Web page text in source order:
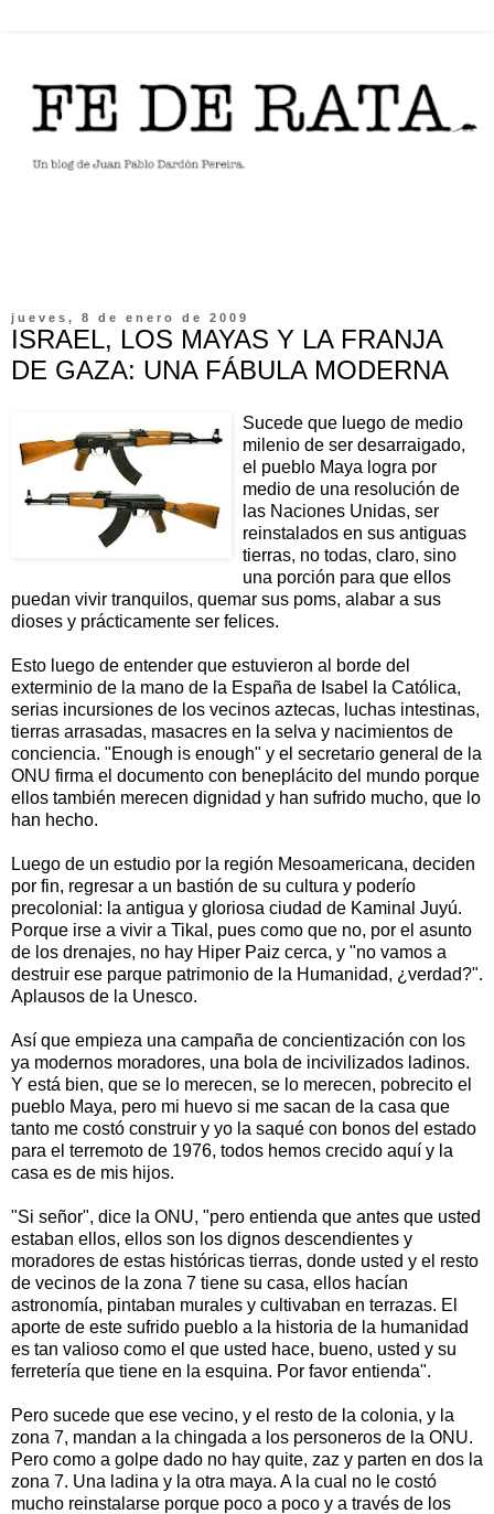
jueves, 8 de enero de 2009
ISRAEL, LOS MAYAS Y LA FRANJA
DE GAZA: UNA FÁBULA MODERNA
Sucede que luego de medio
milenio de ser desarraigado,
el pueblo Maya logra por
medio de una resolución de
las Naciones Unidas, ser
reinstalados en sus antiguas
tierras, no todas, claro, sino
una porción para que ellos
puedan vivir tranquilos, quemar sus poms, alabar a sus
dioses y prácticamente ser felices.
Esto luego de entender que estuvieron al borde del
exterminio de la mano de la España de Isabel la Católica,
serias incursiones de los vecinos aztecas, luchas intestinas,
tierras arrasadas, masacres en la selva y nacimientos de
conciencia. "Enough is enough" y el secretario general de la
ONU firma el documento con beneplácito del mundo porque
ellos también merecen dignidad y han sufrido mucho, que lo
han hecho.
Luego de un estudio por la región Mesoamericana, deciden
por fin, regresar a un bastión de su cultura y poderío
precolonial: la antigua y gloriosa ciudad de Kaminal Juyú.
Porque irse a vivir a Tikal, pues como que no, por el asunto
de los drenajes, no hay Hiper Paiz cerca, y "no vamos a
destruir ese parque patrimonio de la Humanidad, ¿verdad?".
Aplausos de la Unesco.
Así que empieza una campaña de concientización con los
ya modernos moradores, una bola de incivilizados ladinos.
Y está bien, que se lo merecen, se lo merecen, pobrecito el
pueblo Maya, pero mi huevo si me sacan de la casa que
tanto me costó construir y yo la saqué con bonos del estado
para el terremoto de 1976, todos hemos crecido aquí y la
casa es de mis hijos.
"Si señor", dice la ONU, "pero entienda que antes que usted
estaban ellos, ellos son los dignos descendientes y
moradores de estas históricas tierras, donde usted y el resto
de vecinos de la zona 7 tiene su casa, ellos hacían
astronomía, pintaban murales y cultivaban en terrazas. El
aporte de este sufrido pueblo a la historia de la humanidad
es tan valioso como el que usted hace, bueno, usted y su
ferretería que tiene en la esquina. Por favor entienda".
Pero sucede que ese vecino, y el resto de la colonia, y la
zona 7, mandan a la chingada a los personeros de la ONU.
Pero como a golpe dado no hay quite, zaz y parten en dos la
zona 7. Una ladina y la otra maya. A la cual no le costó
mucho reinstalarse porque poco a poco y a través de los